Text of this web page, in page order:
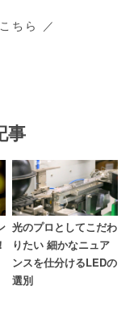
ちら ／
事
光のプロとしてこだわ
りたい 細かなニュア
ンスを仕分けるLEDの
選別